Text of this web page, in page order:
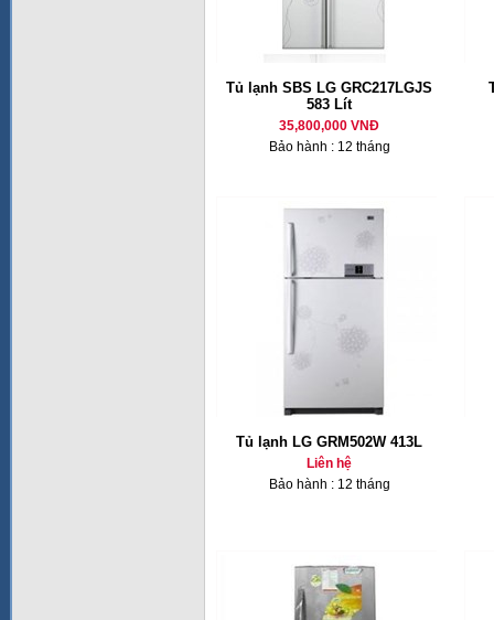
Tủ lạnh SBS LG GRC217LGJS
583 Lít
35,800,000 VNĐ
Bảo hành : 12 tháng
Tủ lạnh LG GRM502W 413L
Liên hệ
Bảo hành : 12 tháng